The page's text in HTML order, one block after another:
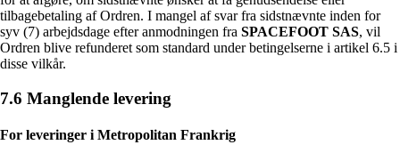
tilbagebetaling af Ordren. I mangel af svar fra sidstnævnte inden for
syv (7) arbejdsdage efter anmodningen fra SPACEFOOT SAS, vil
Ordren blive refunderet som standard under betingelserne i artikel 6.5 i
disse vilkår.
7.6 Manglende levering
For leveringer i Metropolitan Frankrig